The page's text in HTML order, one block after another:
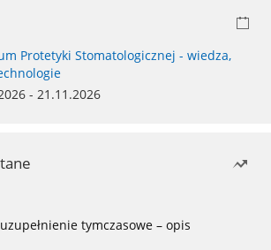
Protetyki Stomatologicznej - wiedza,
- 21.11.2026
tymczasowe – opis